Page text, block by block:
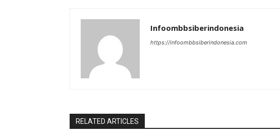
Infoombbsiberindonesia
https://infoombbsiberindonesia.com
RELATED ARTICLES